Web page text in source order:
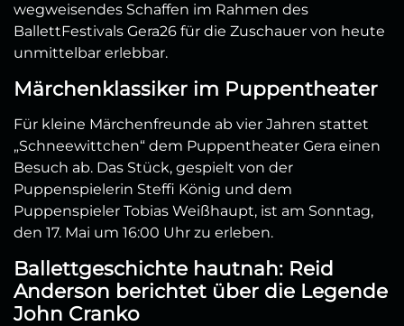
wegweisendes Schaffen im Rahmen des
BallettFestivals Gera26 für die Zuschauer von heute
unmittelbar erlebbar.
Märchenklassiker im Puppentheater
Für kleine Märchenfreunde ab vier Jahren stattet
„Schneewittchen“ dem Puppentheater Gera einen
Besuch ab. Das Stück, gespielt von der
Puppenspielerin Steffi König und dem
Puppenspieler Tobias Weißhaupt, ist am Sonntag,
den 17. Mai um 16:00 Uhr zu erleben.
Ballettgeschichte hautnah: Reid
Anderson berichtet über die Legende
John Cranko